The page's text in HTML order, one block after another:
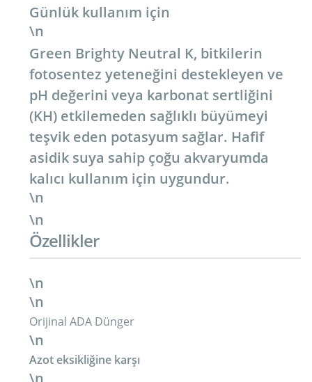
Günlük kullanım için
\n
Green Brighty Neutral K, bitkilerin
fotosentez yeteneğini destekleyen ve
pH değerini veya karbonat sertliğini
(KH) etkilemeden sağlıklı büyümeyi
teşvik eden potasyum sağlar. Hafif
asidik suya sahip çoğu akvaryumda
kalıcı kullanım için uygundur.
\n
\n
Özellikler
\n
\n
Orijinal ADA Dünger
\n
Azot eksikliğine karşı
\n